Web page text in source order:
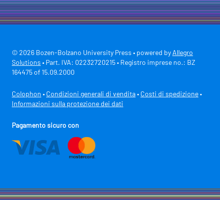
© 2026 Bozen-Bolzano University Press • powered by Allegro
Solutions • Part. IVA: 02232720215 • Registro imprese no.: BZ
164475 of 15.09.2000
Colophon • Condizioni generali di vendita • Costi di spedizione •
Informazioni sulla protezione dei dati
Pagamento sicuro con